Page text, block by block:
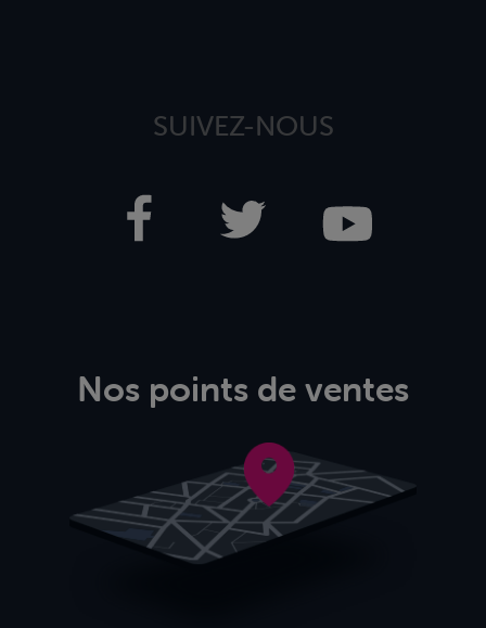
SUIVEZ-NOUS
Nos points de ventes